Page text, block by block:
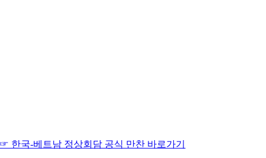
☞ 한국-베트남 정상회담 공식 만찬 바로가기